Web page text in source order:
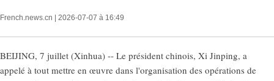
French.news.cn | 2026-07-07 à 16:49
BEIJING, 7 juillet (Xinhua) -- Le président chinois, Xi Jinping, a
appelé à tout mettre en œuvre dans l'organisation des opérations de